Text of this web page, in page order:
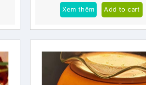
Xem thêm Add to cart